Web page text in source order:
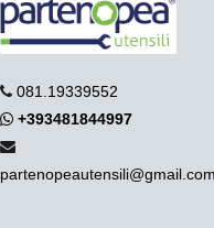
081.19339552
+393481844997
partenopeautensili@gmail.com